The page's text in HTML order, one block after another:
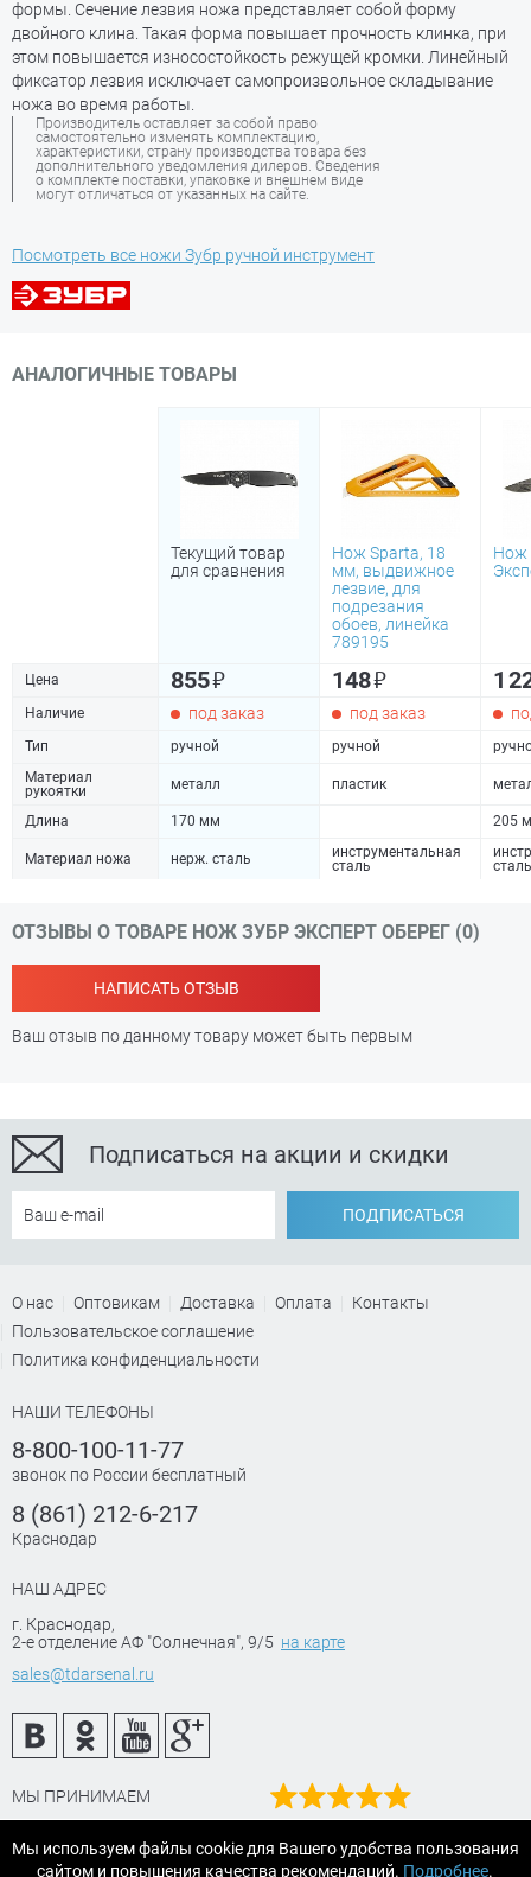
формы. Сечение лезвия ножа представляет собой форму
двойного клина. Такая форма повышает прочность клинка, при
этом повышается износостойкость режущей кромки. Линейный
фиксатор лезвия исключает самопроизвольное складывание
ножа во время работы.
Производитель оставляет за собой право
самостоятельно изменять комплектацию,
характеристики, страну производства товара без
дополнительного уведомления дилеров. Сведения
о комплекте поставки, упаковке и внешнем виде
могут отличаться от указанных на сайте.
Посмотреть все ножи Зубр ручной инструмент
АНАЛОГИЧНЫЕ ТОВАРЫ
Текущий товар
для сравнения
Нож Sparta, 18
мм, выдвижное
лезвие, для
подрезания
обоев, линейка
789195
Нож
Цена 855₽ 148₽ 1
Наличие под заказ под заказ
Тип ручной ручной
Материал
рукоятки
металл пластик
Длина 170 мм 205
Материал ножа нерж. сталь
инструментальная
сталь
сталь
ОТЗЫВЫ О ТОВАРЕ НОЖ ЗУБР ЭКСПЕРТ ОБЕРЕГ (0)
НАПИСАТЬ ОТЗЫВ
Ваш отзыв по данному товару может быть первым
Подписаться на акции и скидки
ПОДПИСАТЬСЯ
О нас Оптовикам Доставка Оплата
Контакты
Пользовательское соглашение
Политика конфиденциальности
НАШИ ТЕЛЕФОНЫ
8-800-100-11-77
звонок по России бесплатный
8 (861) 212-6-217
Краснодар
НАШ АДРЕС
г. Краснодар,
2-е отделение АФ "Солнечная", 9/5 на карте
sales@tdarsenal.ru
МЫ ПРИНИМАЕМ
на Яндекс маркет
Мы используем файлы cookie для Вашего удобства пользования
сайтом и повышения качества рекомендаций. Подробнее.